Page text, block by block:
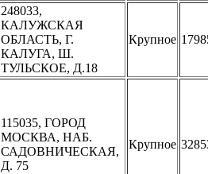
248033,
КАЛУЖСКАЯ
ОБЛАСТЬ, Г.
КАЛУГА, Ш.
ТУЛЬСКОЕ, Д.18
Крупное
115035, ГОРОД
МОСКВА, НАБ.
САДОВНИЧЕСКАЯ,
Д. 75
Крупное